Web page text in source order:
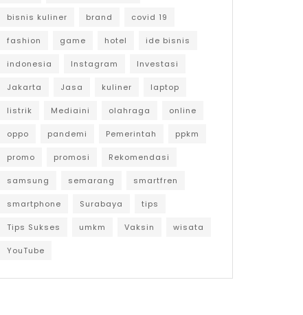
bisnis kuliner brand covid 19
fashion game hotel ide bisnis
indonesia Instagram Investasi
Jakarta Jasa kuliner laptop
listrik Mediaini olahraga online
oppo pandemi Pemerintah ppkm
promo promosi Rekomendasi
samsung semarang smartfren
smartphone Surabaya tips
Tips Sukses umkm Vaksin wisata
YouTube